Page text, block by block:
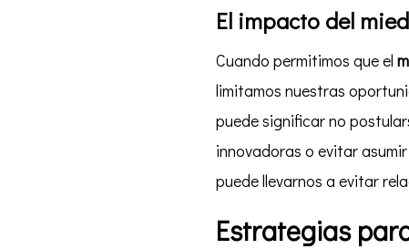
El impacto del
Cuando permitimos que el
limitamos nuestras
puede significar no
innovadoras o evitar
puede llevarnos a evitar
Estrategias